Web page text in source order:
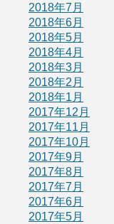
2018年7月
2018年6月
2018年5月
2018年4月
2018年3月
2018年2月
2018年1月
2017年12月
2017年11月
2017年10月
2017年9月
2017年8月
2017年7月
2017年6月
2017年5月